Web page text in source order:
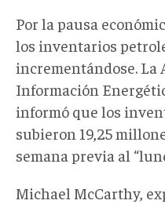
Por la pausa
los inventarios
incrementándose.
Información
informó que los
subieron 19,25
semana previa al
Michael McCarthy,